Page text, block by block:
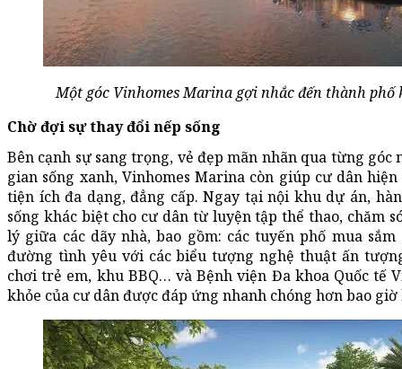
Một góc Vinhomes Marina gợi nhắc đến thành
Chờ đợi sự thay đổi nếp sống
Bên cạnh sự sang trọng, vẻ đẹp mãn nhãn qua từng
gian sống xanh, Vinhomes Marina còn giúp cư dân
tiện ích đa dạng, đẳng cấp. Ngay tại nội khu dự án,
sống khác biệt cho cư dân từ luyện tập thể thao, chăm
lý giữa các dãy nhà, bao gồm: các tuyến phố mua
đường tình yêu với các biểu tượng nghệ thuật ấn
chơi trẻ em, khu BBQ… và Bệnh viện Đa khoa Quốc tế
khỏe của cư dân được đáp ứng nhanh chóng hơn bao giờ